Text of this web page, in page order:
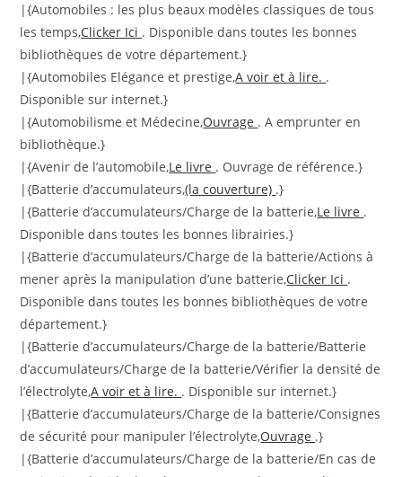
|{Automobiles : les plus beaux modèles classiques de tous
les temps,Clicker Ici . Disponible dans toutes les bonnes
bibliothèques de votre département.}
|{Automobiles Elégance et prestige,A voir et à lire. .
Disponible sur internet.}
|{Automobilisme et Médecine,Ouvrage . A emprunter en
bibliothèque.}
|{Avenir de l’automobile,Le livre . Ouvrage de référence.}
|{Batterie d’accumulateurs,(la couverture) .}
|{Batterie d’accumulateurs/Charge de la batterie,Le livre .
Disponible dans toutes les bonnes librairies.}
|{Batterie d’accumulateurs/Charge de la batterie/Actions à
mener après la manipulation d’une batterie,Clicker Ici .
Disponible dans toutes les bonnes bibliothèques de votre
département.}
|{Batterie d’accumulateurs/Charge de la batterie/Batterie
d’accumulateurs/Charge de la batterie/Vérifier la densité de
l’électrolyte,A voir et à lire. . Disponible sur internet.}
|{Batterie d’accumulateurs/Charge de la batterie/Consignes
de sécurité pour manipuler l’électrolyte,Ouvrage .}
|{Batterie d’accumulateurs/Charge de la batterie/En cas de